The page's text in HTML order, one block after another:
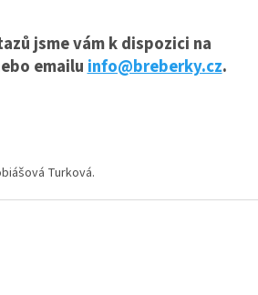
jsme vám k dispozici na
emailu info@breberky.cz.
Turková.